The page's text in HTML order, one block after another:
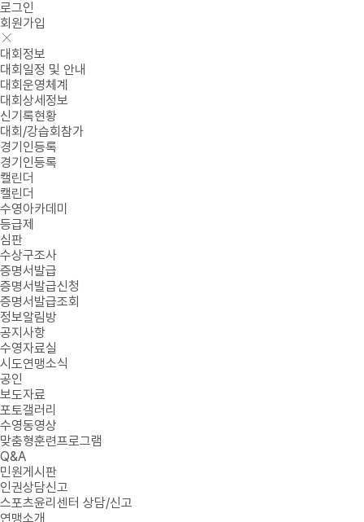
로그인
회원가입
대회정보
대회일정 및 안내
대회운영체계
대회상세정보
신기록현황
대회/강습회참가
경기인등록
경기인등록
캘린더
캘린더
수영아카데미
등급제
심판
수상구조사
증명서발급
증명서발급신청
증명서발급조회
정보알림방
공지사항
수영자료실
시도연맹소식
공인
보도자료
포토갤러리
수영동영상
맞춤형훈련프로그램
Q&A
민원게시판
인권상담신고
스포츠윤리센터 상담/신고
연맹소개